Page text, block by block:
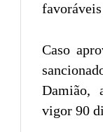
Caso
Damião,
vigor 90